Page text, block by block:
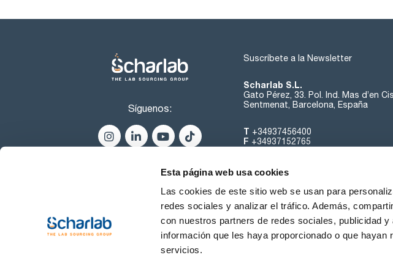
Esta página web usa cookies
Las cookies de este sitio web se usan para
redes sociales y analizar el tráfico. Además,
con nuestros partners de redes sociales, publicidad
información que les haya proporcionado o que
servicios.
Síguenos:
Suscríbete a la Newsletter
Scharlab S.L.
Gato Pérez, 33. Pol. Ind. Mas d’en
Sentmenat, Barcelona, España
T +34937456400
F +34937152765
Sobre nosotros
Condiciones de Uso